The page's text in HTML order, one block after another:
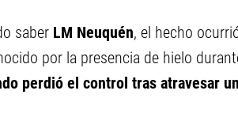
saber LM Neuquén, el hecho
por la presencia de hielo
perdió el control tras atravesar